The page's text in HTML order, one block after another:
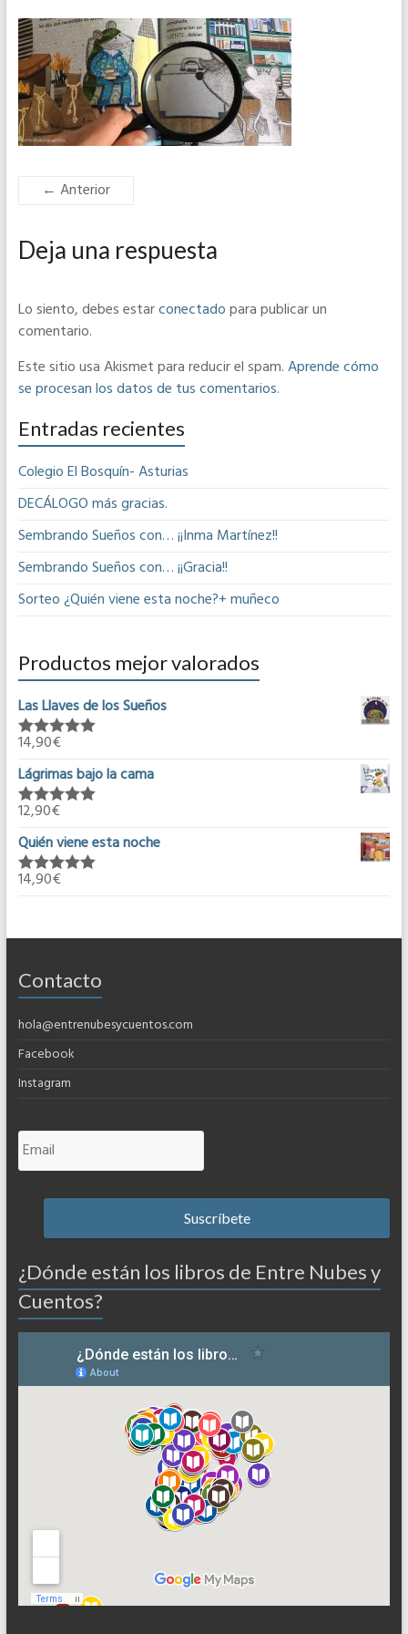
← Anterior
Deja una respuesta
Lo siento, debes estarconectadopara publicar un
comentario.
Este sitio usa Akismet para reducir el spam.Aprende cómo
se procesan los datos de tus comentarios.
Entradas recientes
Colegio El Bosquín- Asturias
DECÁLOGO más gracias.
Sembrando Sueños con… ¡¡Inma Martínez!!
Sembrando Sueños con… ¡¡Gracia!!
Sorteo ¿Quién viene esta noche?+ muñeco
Productos mejor valorados
Las Llaves de los Sueños
Valorado en
14,90€
Lágrimas bajo la cama
Valorado en
12,90€
Quién viene esta noche
Valorado en
14,90€
Contacto
hola@entrenubesycuentos.com
Facebook
Instagram
¿Dónde están los libros de Entre Nubes y
Cuentos?